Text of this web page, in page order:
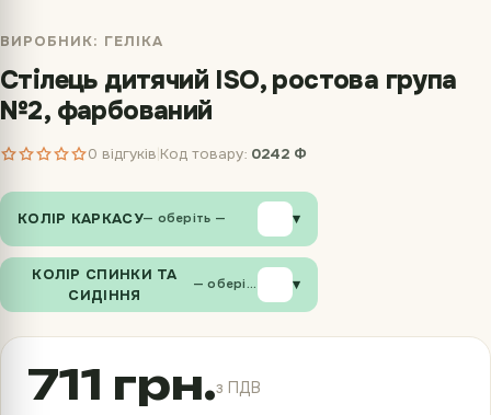
ВИРОБНИК: ГЕЛІКА
Стілець дитячий ISO, ростова група
№2, фарбований
0 відгуків Код товару: 0242 Ф
КОЛІР КАРКАСУ— оберіть — ▾
КОЛІР СПИНКИ ТА
СИДІННЯ
— оберіть — ▾
711 грн.з ПДВ